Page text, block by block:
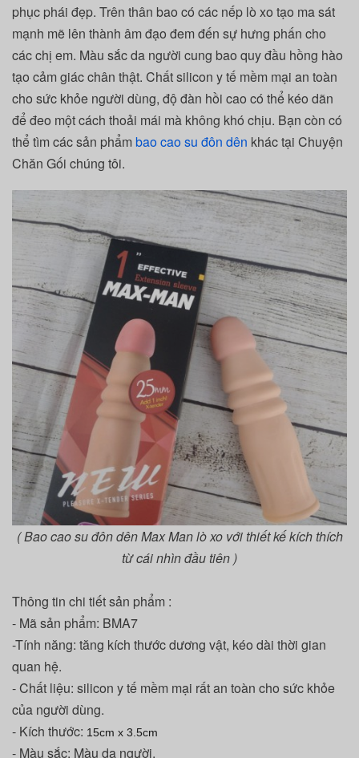
phục phái đẹp. Trên thân bao có các nếp lò xo tạo ma sát
mạnh mẽ lên thành âm đạo đem đến sự hưng phấn cho
các chị em. Màu sắc da người cung bao quy đầu hồng hào
tạo cảm giác chân thật. Chất silicon y tế mềm mại an toàn
cho sức khỏe người dùng, độ đàn hồi cao có thể kéo dãn
để đeo một cách thoải mái mà không khó chịu. Bạn còn có
thể tìm các sản phẩm bao cao su đôn dên khác tại Chuyện
Chăn Gối chúng tôi.
( Bao cao su đôn dên Max Man lò xo với thiết kế kích thích
từ cái nhìn đầu tiên )
Thông tin chi tiết sản phẩm :
- Mã sản phẩm: BMA7
-Tính năng: tăng kích thước dương vật, kéo dài thời gian
quan hệ.
- Chất liệu: silicon y tế mềm mại rất an toàn cho sức khỏe
của người dùng.
- Kích thước: 15cm x 3.5cm
- Màu sắc: Màu da người.